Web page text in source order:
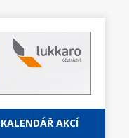
KALENDÁŘ AKCÍ